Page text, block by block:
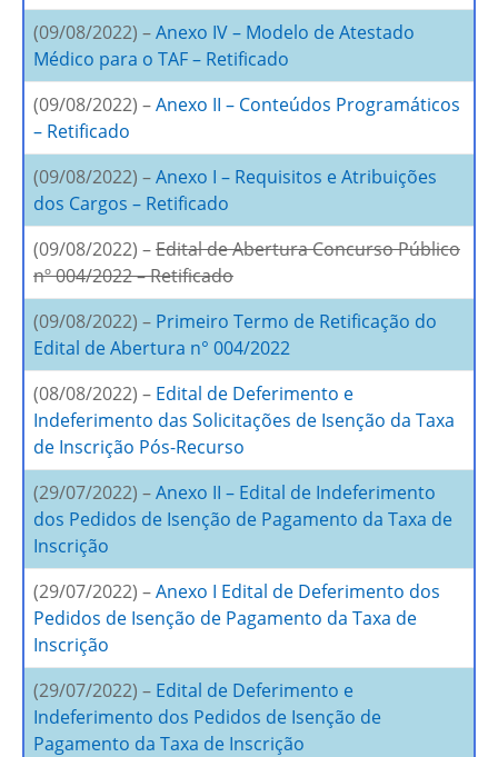
(09/08/2022) –Anexo IV – Modelo de Atestado
Médico para o TAF – Retificado
(09/08/2022) –Anexo II – Conteúdos Programáticos
– Retificado
(09/08/2022) –Anexo I – Requisitos e Atribuições
dos Cargos – Retificado
(09/08/2022) –Edital de Abertura Concurso Público
nº 004/2022 – Retificado
(09/08/2022) – Primeiro Termo de Retificação do
Edital de Abertura n° 004/2022
(08/08/2022) – Edital de Deferimento e
Indeferimento das Solicitações de Isenção da Taxa
de Inscrição Pós-Recurso
(29/07/2022) –Anexo II – Edital de Indeferimento
dos Pedidos de Isenção de Pagamento da Taxa de
Inscrição
(29/07/2022) –Anexo I Edital de Deferimento dos
Pedidos de Isenção de Pagamento da Taxa de
Inscrição
(29/07/2022) – Edital de Deferimento e
Indeferimento dos Pedidos de Isenção de
Pagamento da Taxa de Inscrição